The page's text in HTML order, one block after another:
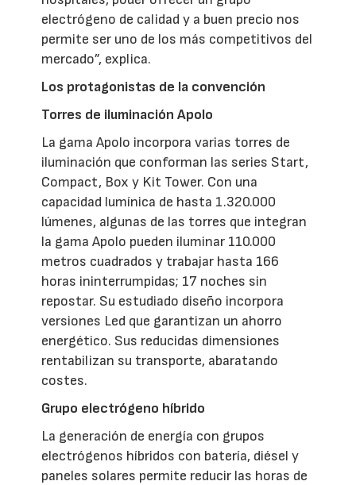
electrógeno de calidad y a buen precio nos
permite ser uno de los más competitivos del
mercado”, explica.
Los protagonistas de la convención
Torres de iluminación Apolo
La gama Apolo incorpora varias torres de
iluminación que conforman las series Start,
Compact, Box y Kit Tower. Con una
capacidad lumínica de hasta 1.320.000
lúmenes, algunas de las torres que integran
la gama Apolo pueden iluminar 110.000
metros cuadrados y trabajar hasta 166
horas ininterrumpidas; 17 noches sin
repostar. Su estudiado diseño incorpora
versiones Led que garantizan un ahorro
energético. Sus reducidas dimensiones
rentabilizan su transporte, abaratando
costes.
Grupo electrógeno híbrido
La generación de energía con grupos
electrógenos híbridos con batería, diésel y
paneles solares permite reducir las horas de